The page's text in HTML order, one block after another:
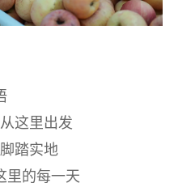
这里出发
踏实地
里的每一天